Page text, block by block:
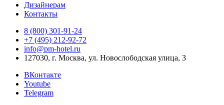
Дизайнерам
Контакты
8 (800) 301‑91‑24
+7 (495) 212‑92‑72
info@pm-hotel.ru
127030, г. Москва, ул. Новослободская улица, 3
ВКонтакте
Youtube
Telegram